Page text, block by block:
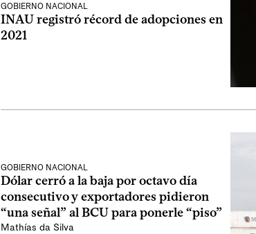
GOBIERNO NACIONAL
INAU registró récord de adopciones en
2021
GOBIERNO NACIONAL
Dólar cerró a la baja por octavo día
consecutivo y exportadores pidieron
“una señal” al BCU para ponerle “piso”
Mathías da Silva